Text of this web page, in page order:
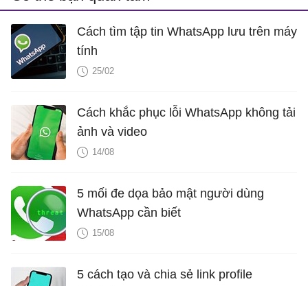
Cách tìm tập tin WhatsApp lưu trên máy
tính
25/02
Cách khắc phục lỗi WhatsApp không tải
ảnh và video
14/08
5 mối đe dọa bảo mật người dùng
WhatsApp cần biết
15/08
5 cách tạo và chia sẻ link profile